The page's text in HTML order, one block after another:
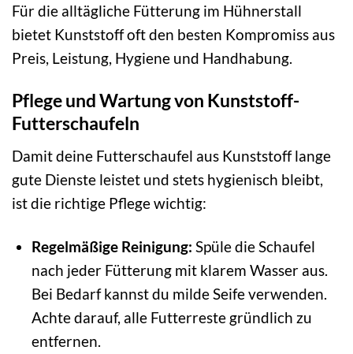
Für die alltägliche Fütterung im Hühnerstall
bietet Kunststoff oft den besten Kompromiss aus
Preis, Leistung, Hygiene und Handhabung.
Pflege und Wartung von Kunststoff-
Futterschaufeln
Damit deine Futterschaufel aus Kunststoff lange
gute Dienste leistet und stets hygienisch bleibt,
ist die richtige Pflege wichtig:
Regelmäßige Reinigung: Spüle die Schaufel
nach jeder Fütterung mit klarem Wasser aus.
Bei Bedarf kannst du milde Seife verwenden.
Achte darauf, alle Futterreste gründlich zu
entfernen.